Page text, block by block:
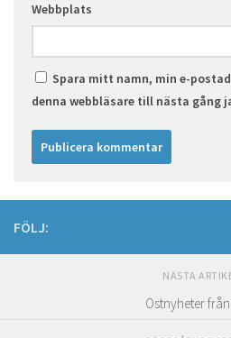
Webbplats
Spara mitt namn, min e-
denna webbläsare till nästa gång
FÖLJ:
NÄSTA
Ostnyheter